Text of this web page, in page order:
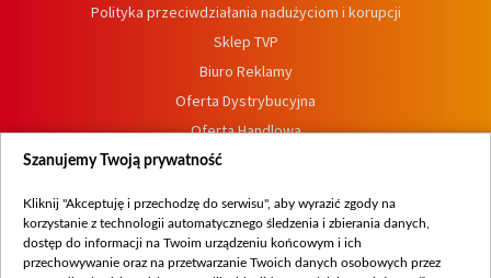
Polityka przeciwdziałania nadużyciom i korupcji
Sklep TVP
Biuro Reklamy
Oferta Dystrybucyjna
Oferta Handlowa
Dostępność
Procedura zgłoszeń wewnętrznych
Szanujemy Twoją prywatność
Kliknij "Akceptuję i przechodzę do serwisu", aby wyrazić zgody na
korzystanie z technologii automatycznego śledzenia i zbierania danych,
dostęp do informacji na Twoim urządzeniu końcowym i ich
przechowywanie oraz na przetwarzanie Twoich danych osobowych przez